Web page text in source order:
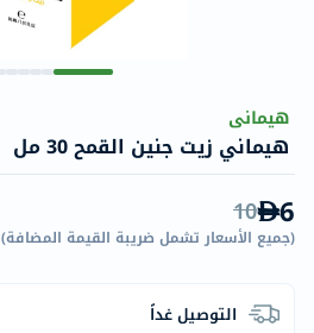
هيمانى
هيماني زيت جنين القمح 30 مل
6
10
(جميع الأسعار تشمل ضريبة القيمة المضافة)
التوصيل غداً